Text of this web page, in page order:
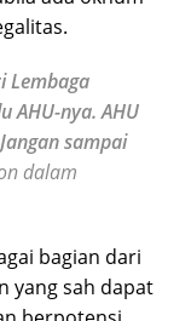
Lembaga
AHU-nya. AHU
sampai
dalam
bagian dari
yang sah dapat